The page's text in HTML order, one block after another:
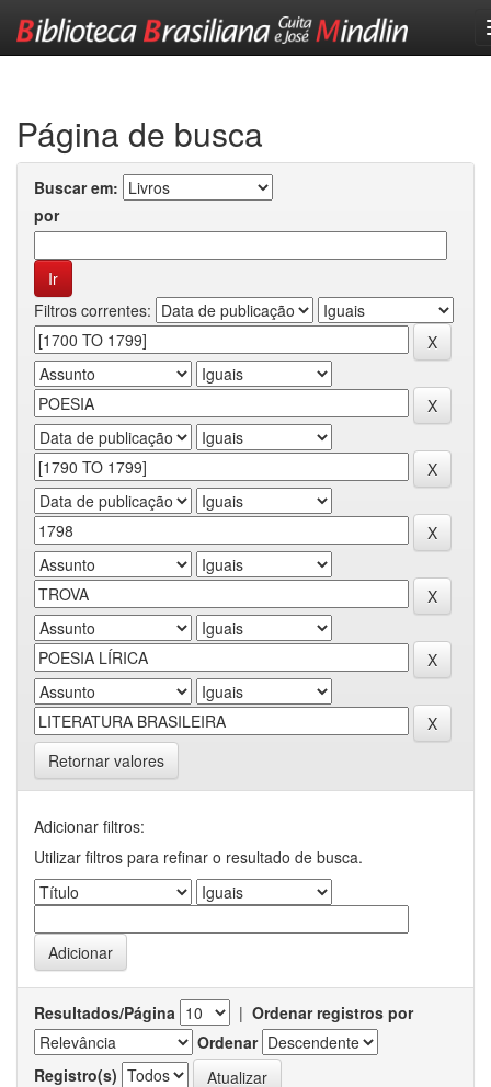
Página de busca
Buscar em:
por
Filtros correntes:
Retornar valores
Adicionar filtros:
Utilizar filtros para refinar o resultado de busca.
Resultados/Página | Ordenar registros por
Ordenar
Registro(s)